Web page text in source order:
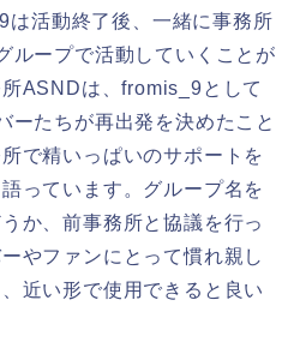
は活動終了後、一緒に事務所
ループで活動していくことが
ASNDは、fromis_9として
ーたちが再出発を決めたこと
で精いっぱいのサポートを
っています。グループ名を
か、前事務所と協議を行っ
やファンにとって慣れ親し
近い形で使用できると良い